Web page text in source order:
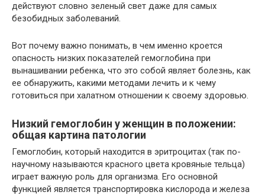
действуют словно зеленый свет даже для самых
безобидных заболеваний.
Вот почему важно понимать, в чем именно кроется
опасность низких показателей гемоглобина при
вынашивании ребенка, что это собой являет болезнь, как
ее обнаружить, какими методами лечить и к чему
готовиться при халатном отношении к своему здоровью.
Низкий гемоглобин у женщин в положении:
общая картина патологии
Гемоглобин, который находится в эритроцитах (так по-
научному называются красного цвета кровяные тельца)
играет важную роль для организма. Его основной
функцией является транспортировка кислорода и железа